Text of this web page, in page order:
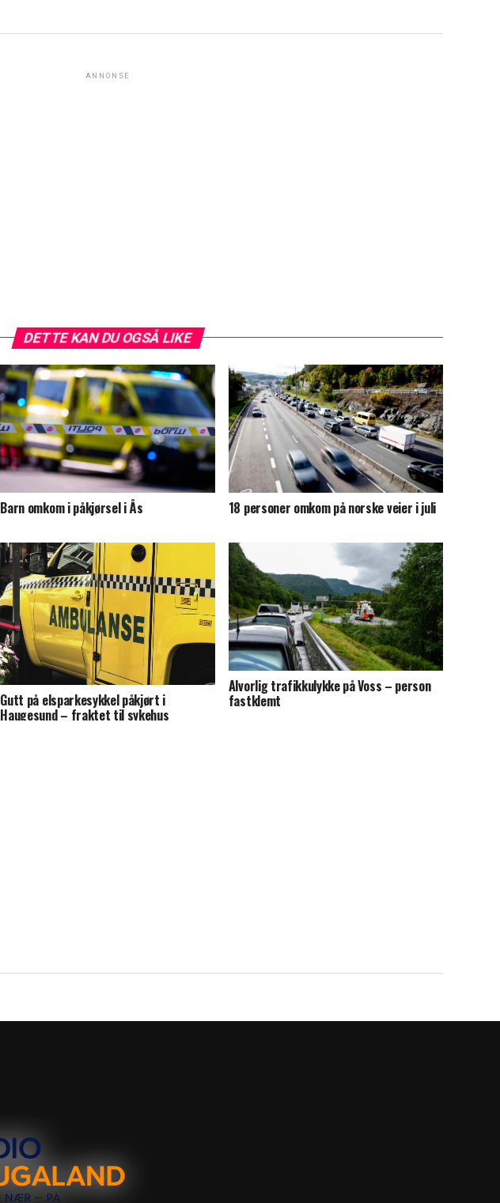
ANNONSE
DETTE KAN DU OGSÅ LIKE
Barn omkom i påkjørsel i Ås 18 personer omkom på norske veier i juli
Gutt på elsparkesykkel påkjørt i
Haugesund – fraktet til sykehus
Alvorlig trafikkulykke på Voss – person
fastklemt